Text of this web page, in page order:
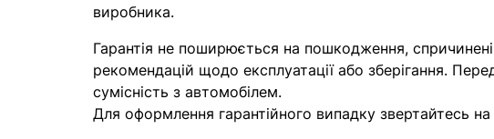
виробника.
Гарантія не поширюється на пошкодження,
рекомендацій щодо експлуатації або зберігання.
сумісність з автомобілем.
Для оформлення гарантійного випадку звертайтесь на